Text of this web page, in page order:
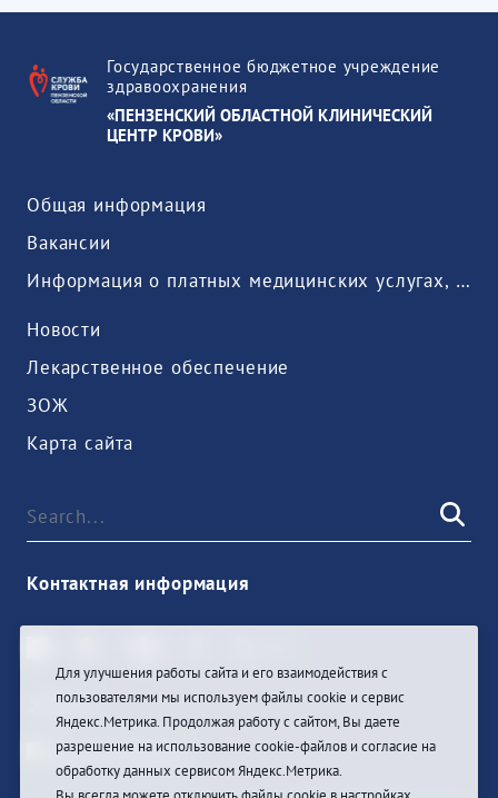
Государственное бюджетное учреждение
здравоохранения
«ПЕНЗЕНСКИЙ ОБЛАСТНОЙ КЛИНИЧЕСКИЙ
ЦЕНТР КРОВИ»
Общая информация
Вакансии
Информация о платных медицинских услугах, предоставляемых медицинской организацией
Новости
Лекарственное обеспечение
ЗОЖ
Карта сайта
Контактная информация
Sign In
Для улучшения работы сайта и его взаимодействия с
пользователями мы используем файлы cookie и сервис
Яндекс.Метрика. Продолжая работу с сайтом, Вы даете
разрешение на использование cookie-файлов и согласие на
обработку данных сервисом Яндекс.Метрика.